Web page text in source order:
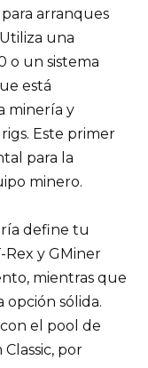
arranques
una
o un sistema
está
minería y
Este primer
para la
minero.
define tu
Rex y GMiner
mientras que
opción sólida.
el pool de
por